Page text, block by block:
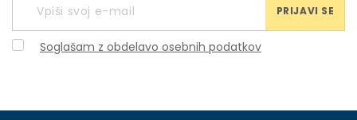
PRIJAVI SE
Soglašam z obdelavo osebnih podatkov